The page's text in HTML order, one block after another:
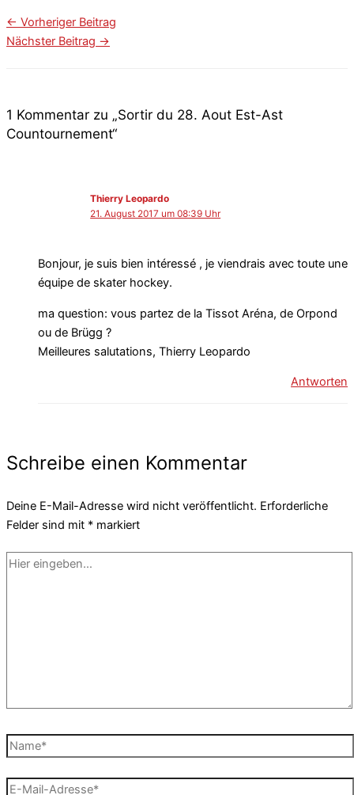
← Vorheriger Beitrag
Nächster Beitrag →
1 Kommentar zu „Sortir du 28. Aout Est-Ast
Countournement“
Thierry Leopardo
21. August 2017 um 08:39 Uhr
Bonjour, je suis bien intéressé , je viendrais avec toute une
équipe de skater hockey.
ma question: vous partez de la Tissot Aréna, de Orpond
ou de Brügg ?
Meilleures salutations, Thierry Leopardo
Antworten
Schreibe einen Kommentar
Deine E-Mail-Adresse wird nicht veröffentlicht. Erforderliche
Felder sind mit * markiert